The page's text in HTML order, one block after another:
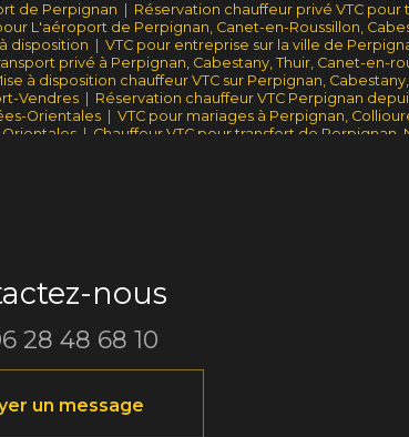
de Perpignan
Réservation chauffeur privé VTC
L'aéroport de Perpignan, Canet-en-Roussillon,
disposition
VTC pour entreprise sur la ville de
privé à Perpignan, Cabestany, Thuir, Canet-en-
à disposition chauffeur VTC sur Perpignan,
Vendres| Réservation chauffeur VTC Perpignan
Orientales| VTC pour mariages à Perpignan,
Orientales | Chauffeur VTC pour transfert de
nous
28 48 68 10
un message